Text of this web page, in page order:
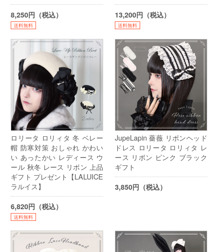
8,250円（税込）
送料無料
13,200円（税込）
送料無料
ロリータ ロリィタ 冬 ベレー
帽 防寒対策 おしゃれ かわい
い あったかい レディース ウ
ール 秋冬 レース リボン 上品
ギフト プレゼント【LALUICE
ラルイス】
6,820円（税込）
送料無料
JupeLapin 薔薇 リボンヘッド
ドレス ロリータ ロリィタ レ
ース リボン ピンク ブラック
ギフト
3,850円（税込）